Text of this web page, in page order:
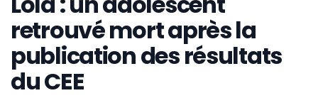
retrouvé mort après la
publication des résultats
du CEE